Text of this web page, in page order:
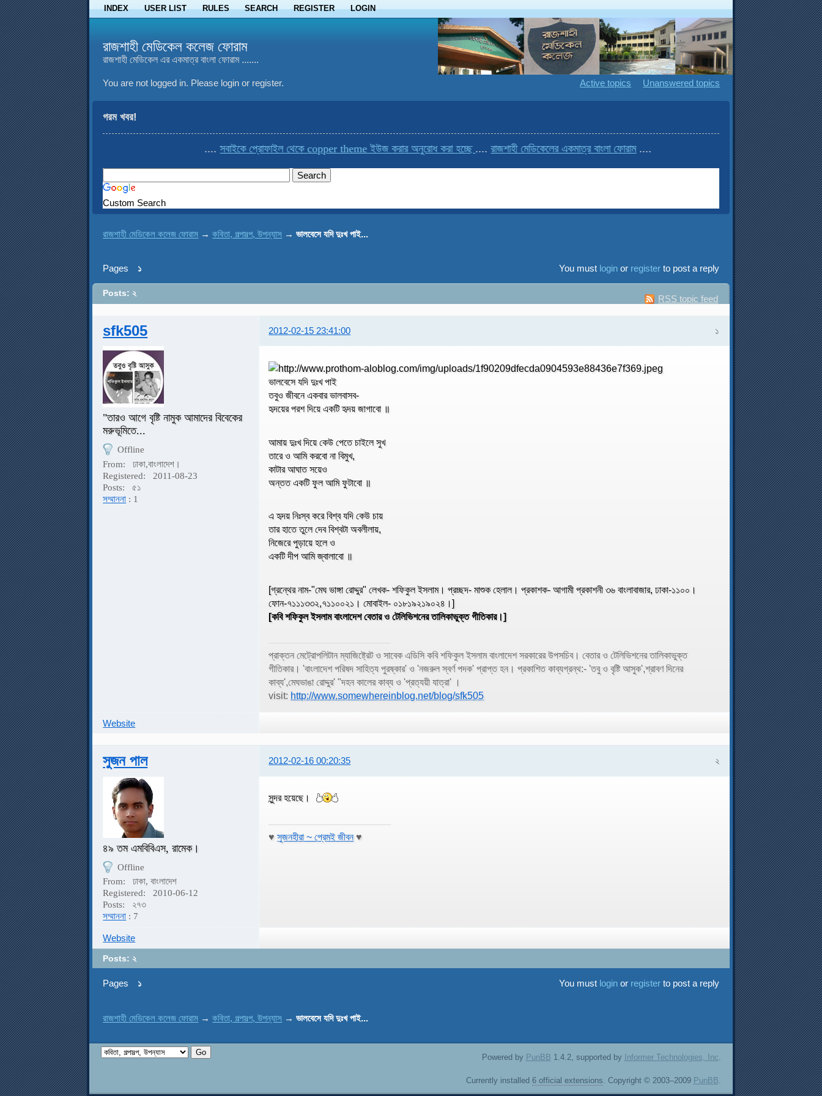
INDEX USER LIST RULES SEARCH REGISTER LOGIN
রাজশাহী মেডিকেল কলেজ ফোরাম
রাজশাহী মেডিকেল এর একমাত্র বাংলা ফোরাম .......
You are not logged in. Please login or register. Active topics Unanswered topics
গরম খবর!
....সবাইকে প্রোফাইল থেকে copper theme ইউজ করার অনুরোধ করা হচ্ছে....রাজশাহী মেডিকেলের একমাত্র বাংলা ফোরাম....
Custom Search
রাজশাহী মেডিকেল কলেজ ফোরাম →কবিতা, গল্পসল্প, উপন্যাস →ভালবেসে যদি দুঃখ পাই...
Pages ১ You must loginor registerto post a reply
RSS topic feed
Posts: ২
১
sfk505 2012-02-15 23:41:00
"তারও আগে বৃষ্টি নামুক আমাদের বিবেকের
মরুভূমিতে...
Offline
From:
ঢাকা,বাংলাদেশ।
Registered:
2011-08-23
Posts:
৫১
সম্মাননা : 1
ভালবেসে যদি দুঃখ পাই
তবুও জীবনে একবার ভালবাসব-
হৃদয়ের পরশ দিয়ে একটি হৃদয় জাগাবো ॥
আমায় দুঃখ দিয়ে কেউ পেতে চাইলে সুখ
তারে ও আমি করবো না বিমুখ,
কাটার আঘাত সয়েও
অন্তত একটি ফুল আমি ফুটাবো ॥
এ হৃদয় নিঃস্ব করে বিশ্ব যদি কেউ চায়
তার হাতে তুলে দেব বিশ্বটা অবলীলায়,
নিজেরে পুড়ায়ে হলে ও
একটি দীপ আমি জ্বালাবো ॥
[গ্রন্থের নাম-"মেঘ ভাঙ্গা রোদ্দুর" লেখক- শফিকুল ইসলাম। প্রচ্ছদ- মাশুক হেলাল। প্রকাশক- আগামী প্রকাশনী ৩৬ বাংলাবাজার, ঢাকা-১১০০।
ফোন-৭১১১৩৩২,৭১১০০২১। মোবাইল- ০১৮১৯২১৯০২৪।]
[কবি শফিকুল ইসলাম বাংলাদেশ বেতার ও টেলিভিশনের তালিকাভুক্ত গীতিকার।]
প্রাক্তন মেট্রোপলিটান ম্যাজিষ্ট্রেট ও সাবেক এডিসি কবি শফিকুল ইসলাম বাংলাদেশ সরকারের উপসচিব। বেতার ও টেলিভিশনের তালিকাভুক্ত
গীতিকার। 'বাংলাদেশ পরিষদ সাহিত্য পুরষ্কার' ও 'নজরুল স্বর্ণ পদক' প্রাপ্ত হন। প্রকাশিত কাব্যগ্রন্থ:- 'তবু ও বৃষ্টি আসুক',শ্রাবণ দিনের
কাব্য',মেঘভাঙা রোদ্দুর' "দহন কালের কাব্য ও 'প্রত্যয়ী যাত্রা' ।
visit: http://www.somewhereinblog.net/blog/sfk505
Website
২
সুজন পাল 2012-02-16 00:20:35
৪৯ তম এমবিবিএস, রামেক।
Offline
From:
ঢাকা, বাংলাদেশ
Registered:
2010-06-12
Posts:
২৭৩
সম্মাননা : 7
সুন্দর হয়েছে।
♥সুজনহীরা ~ প্রেমই জীবন♥
Website
Posts: ২
Pages ১ You must loginor registerto post a reply
রাজশাহী মেডিকেল কলেজ ফোরাম →কবিতা, গল্পসল্প, উপন্যাস →ভালবেসে যদি দুঃখ পাই...
Powered by PunBB 1.4.2, supported by Informer Technologies, Inc
Currently installed 6 official extensions. Copyright © 2003–2009 PunBB.